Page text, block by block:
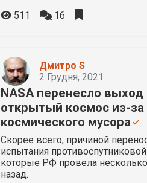
511
16
Дмитро S
2 Грудня, 2021
NASA перенесло выход
открытый космос из-за
космического мусора
Скорее всего, причиной
испытания
которые РФ провела
назад.